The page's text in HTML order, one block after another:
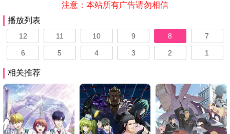
注意：本站所有广告请勿相信
播放列表
12 11 10 9 8 7
6 5 4 3 2 1
相关推荐